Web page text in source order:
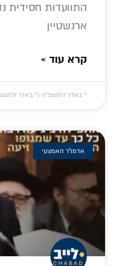
התוועדות חסידית
ארנשטיין
קרא עוד »
י׳ באדר ה׳תשפ״ה (י׳ באדר ה׳תשפ״ה
אדמו"ר האמצעי